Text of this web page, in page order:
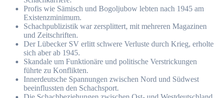
Profis wie Sämisch und Bogoljubow lebten nach 1945 am
Existenzminimum.
Schachpublizistik war zersplittert, mit mehreren Magazinen
und Zeitschriften.
Der Lübecker SV erlitt schwere Verluste durch Krieg, erholte
sich aber ab 1945. ​
Skandale um Funktionäre und politische Verstrickungen
führte zu Konflikten.
Innerdeutsche Spannungen zwischen Nord und Südwest
beeinflussten den Schachsport.